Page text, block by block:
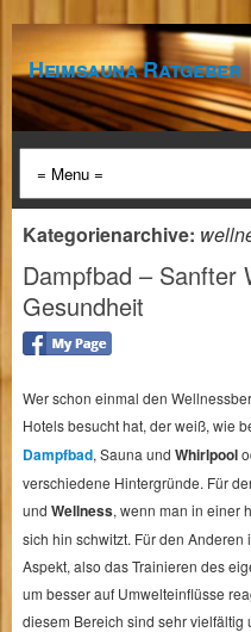
Heimsauna Ratgeber
Kategorienarchive:
Dampfbad – Sanfter
Gesundheit
Wer schon einmal den
Hotels besucht hat, der weiß, wie
Dampfbad, Sauna und Whirlpool
verschiedene Hintergründe. Für
und Wellness, wenn man in einer
sich hin schwitzt. Für den
Aspekt, also das Trainieren des
um besser auf Umwelteinflüsse
diesem Bereich sind sehr